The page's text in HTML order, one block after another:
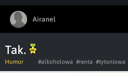
Airanel
Tak.
Humor #alkoholowa #renta #tytoniowa